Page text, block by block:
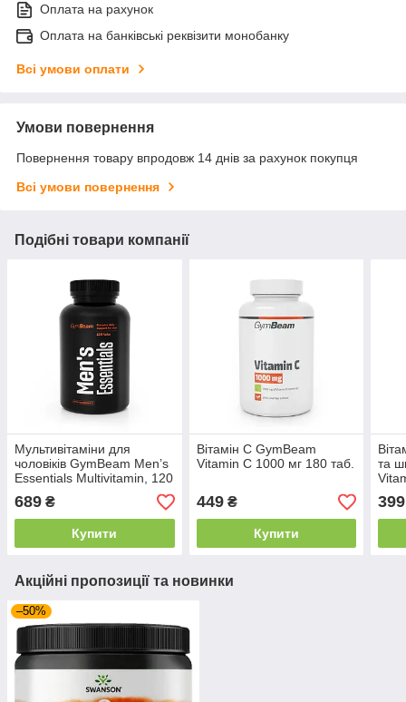
Оплата на рахунок
Оплата на банківські реквізити монобанку
Всі умови оплати
Умови повернення
Повернення товару впродовж 14 днів за рахунок покупця
Всі умови повернення
Подібні товари компанії
Мультивітаміни для
чоловіків GymBeam Men’s
Essentials Multivitamin, 120
таблеток | Підтримка
енергії, імунітету та
загального здор
689 ₴
Купити
Вітамін С GymBeam
Vitamin C 1000 мг 180 таб.
449₴
Купити
та
500
399
Акційні пропозиції та новинки
–50%